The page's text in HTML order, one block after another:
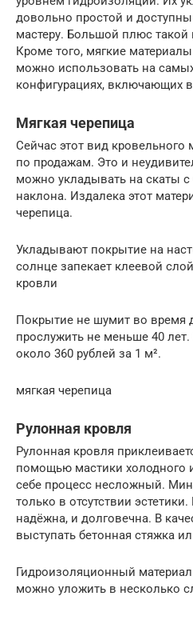
довольно простой и
мастеру. Большой плюс
Кроме того, мягкие
можно использовать на
конфигурациях, включающих
Мягкая черепица
Сейчас этот вид кровельного
по продажам. Это и
можно укладывать на скаты
наклона. Издалека этот
черепица.
Укладывают покрытие на
солнце запекает клеевой
кровли
Покрытие не шумит во время
прослужить не меньше 40
около 360 рублей за 1 м².
мягкая черепица
Рулонная кровля
Рулонная кровля
помощью мастики холодного
себе процесс несложный.
только в отсутствии
надёжна, и долговечна. В
выступать бетонная стяжка
Гидроизоляционный
можно уложить в несколько